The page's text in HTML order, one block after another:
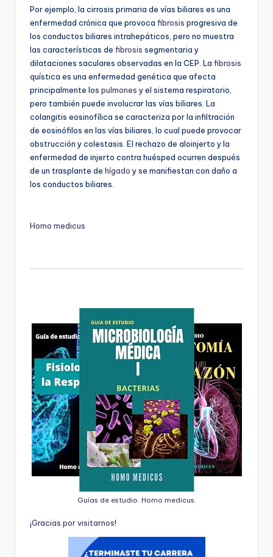
Por ejemplo, la cirrosis primaria de vías biliares es una
enfermedad crónica que provoca fibrosis progresiva de
los conductos biliares intrahepáticos, pero no muestra
las características de fibrosis segmentaria y
dilataciones saculares observadas en la CEP. La fibrosis
quística es una enfermedad genética que afecta
principalmente los pulmones y el sistema respiratorio,
pero también puede involucrar las vías biliares. La
colangitis eosinofílica se caracteriza por la infiltración
de eosinófilos en las vías biliares, lo cual puede provocar
obstrucción y colestasis. El rechazo de aloinjerto y la
enfermedad de injerto contra huésped ocurren después
de un trasplante de hígado y se manifiestan con daño a
los conductos biliares.
Homo medicus
Guías de estudio. Homo medicus.
¡Gracias porvisitarnos!